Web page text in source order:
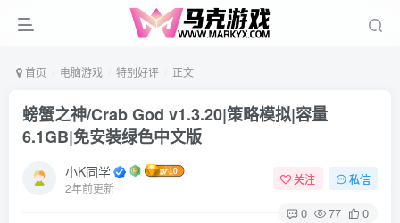
首页 电脑游戏 特别好评 正文
螃蟹之神/Crab God v1.3.20|策略模拟|容量
6.1GB|免安装绿色中文版
小K同学
2年前更新
关注 私信
0 77 0